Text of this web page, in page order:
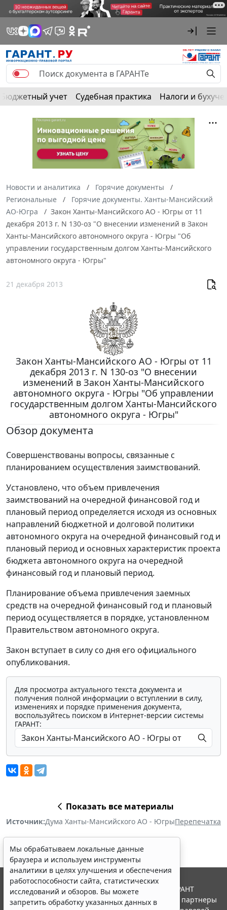
Бюджетный учет Судебная практика Налоги и
Новости и аналитика
Горячие документы
Региональные
Горячие документы. Ханты-Мансийский
АО-Югра
Закон Ханты-Мансийского АО - Югры от 11
декабря 2013 г. N 130-оз "О внесении изменений в Закон
Ханты-Мансийского автономного округа - Югры "Об
управлении государственным долгом Ханты-Мансийского
автономного округа - Югры"
21 декабря 2013
Закон Ханты-Мансийского АО - Югры от 11
декабря 2013 г. N 130-оз "О внесении
изменений в Закон Ханты-Мансийского
автономного округа - Югры "Об управлении
государственным долгом Ханты-Мансийского
автономного округа - Югры"
Обзор документа
Совершенствованы вопросы, связанные с
планированием осуществления заимствований.
Установлено, что объем привлечения
заимствований на очередной финансовой год и
плановый период определяется исходя из основных
направлений бюджетной и долговой политики
автономного округа на очередной финансовый год и
плановый период и основных характеристик проекта
бюджета автономного округа на очередной
финансовый год и плановый период.
Планирование объема привлечения заемных
средств на очередной финансовый год и плановый
период осуществляется в порядке, установленном
Правительством автономного округа.
Закон вступает в силу со дня его официального
опубликования.
Для просмотра актуального текста документа и
получения полной информации о вступлении в силу,
изменениях и порядке применения документа,
воспользуйтесь поиском в Интернет-версии системы
ГАРАНТ:
Показать все материалы
Источник:Дума Ханты-Мансийского АО - ЮгрыПерепечатка
Мы обрабатываем локальные данные
браузера и используем инструменты
аналитики в целях улучшения и обеспечения
работоспособности сайта, статистических
исследований и обзоров. Вы можете
запретить обработку указанных данных в
© ООО "НПП "ГАРАНТ-СЕРВИС", 2026. Система ГАРАНТ
выпускается с 1990 года. Компания "Гарант" и ее партнеры